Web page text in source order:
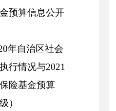
预算信息公开
年自治区社会
行情况与2021
险基金预算
）